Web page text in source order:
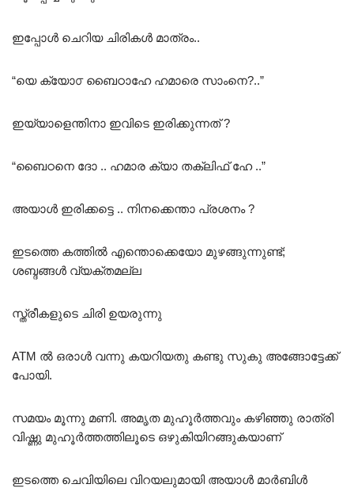
ഇപ്പോൾ ചെറിയ ചിരികൾ മാത്രം..
“യെ ക്യോ൦ ബൈഠാഹേ ഹമാരെ സാംനെ?..”
ഇയ്യാളെന്തിനാ ഇവിടെ ഇരിക്കുന്നത് ?
“ബൈഠനെ ദോ .. ഹമാര ക്യാ തക്ലിഫ് ഹേ ..”
അയാൾ ഇരിക്കട്ടെ .. നിനക്കെന്താ പ്രശനം ?
ഇടത്തെ കത്തിൽ എന്തൊക്കെയോ മുഴങ്ങുന്നുണ്ട്;
ശബ്ദങ്ങൾ വ്യക്തമല്ല
സ്ത്രീകളുടെ ചിരി ഉയരുന്നു
ATM ൽ ഒരാൾ വന്നു കയറിയതു കണ്ടു സുകു അങ്ങോട്ടേക്ക്
പോയി.
സമയം മൂന്നു മണി. അമൃത മുഹൂർത്തവും കഴിഞ്ഞു രാത്രി
വിഷ്ണു മുഹൂർത്തത്തിലൂടെ ഒഴുകിയിറങ്ങുകയാണ്
ഇടത്തെ ചെവിയിലെ വിറയലുമായി അയാൾ മാർബിൾ